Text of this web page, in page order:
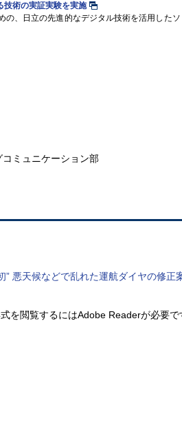
技術の実証実験を実施
、日立の先進的なデジタル技術を活用した
ミュニケーション部
悪天候などで乱れた運航ダイヤの修正
を閲覧するにはAdobe Readerが必要で